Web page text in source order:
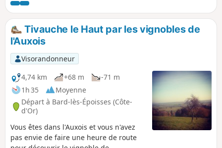
champs et emprunte une ancienne voie romaine où les
véhicules ne circulent plus. Le point de départ offre un
magnifique point de vue sur toute la plaine avec en fond la
petite ville d'Avallon.
Tivauche le Haut par les vignobles de
l'Auxois
Visorandonneur
4,74 km
+68 m
-71 m
1h 35
Moyenne
Départ à Bard-lès-Époisses (Côte-
d'Or)
Vous êtes dans l'Auxois et vous n'avez
pas envie de faire une heure de route